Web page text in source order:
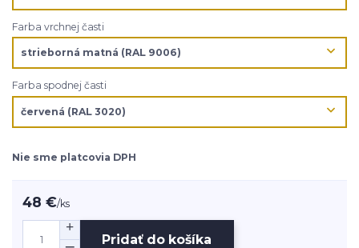
Farba vrchnej časti
Farba spodnej časti
Nie sme platcovia DPH
48 €/ks
Pridať do košíka